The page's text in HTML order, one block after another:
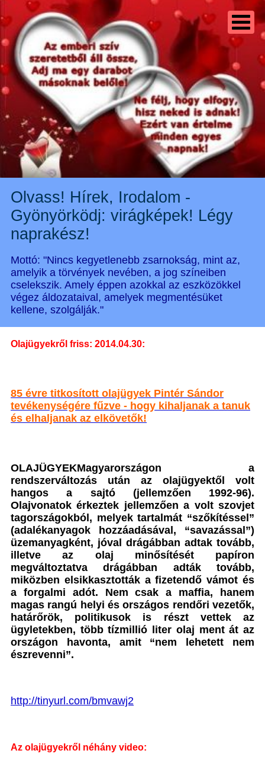
Olvass! Hírek, Irodalom -
Gyönyörködj: virágképek! Légy
naprakész!
Mottó: "Nincs kegyetlenebb zsarnokság, mint az,
amelyik a törvények nevében, a jog színeiben
cselekszik. Amely éppen azokkal az eszközökkel
végez áldozataival, amelyek megmentésüket
kellene, szolgálják."
Olajügyekről friss: 2014.04.30:
85 évre titkosított olajügyek Pintér Sándor
tevékenységére fűzve - hogy kihaljanak a tanuk
és elhaljanak az elkövetők!
OLAJÜGYEKMagyarországon a
rendszerváltozás után az olajügyektől volt
hangos a sajtó (jellemzően 1992-96).
Olajvonatok érkeztek jellemzően a volt szovjet
tagországokból, melyek tartalmát “szőkítéssel”
(adalékanyagok hozzáadásával, “savazással”)
üzemanyagként, jóval drágábban adtak tovább,
illetve az olaj minősítését papíron
megváltoztatva drágábban adták tovább,
miközben elsikkasztották a fizetendő vámot és
a forgalmi adót. Nem csak a maffia, hanem
magas rangú helyi és országos rendőri vezetők,
határőrök, politikusok is részt vettek az
ügyletekben, több tízmillió liter olaj ment át az
országon havonta, amit “nem lehetett nem
észrevenni”.
http://tinyurl.com/bmvawj2
Az olajügyekről néhány video: